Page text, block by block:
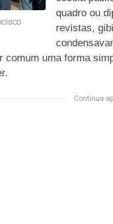
quadro ou
revistas,
comum uma forma
Continua